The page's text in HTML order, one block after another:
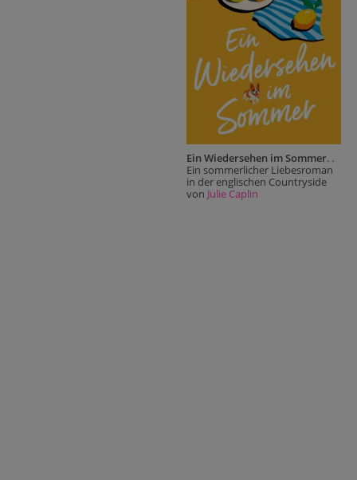
Ein Wiedersehen im Sommer. .
Ein sommerlicher Liebesroman
in der englischen Countryside
von Julie Caplin